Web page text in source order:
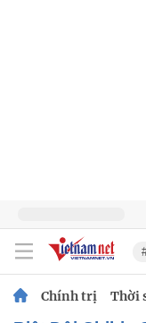
Chính trị Thời